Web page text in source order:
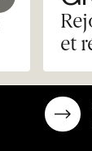
et